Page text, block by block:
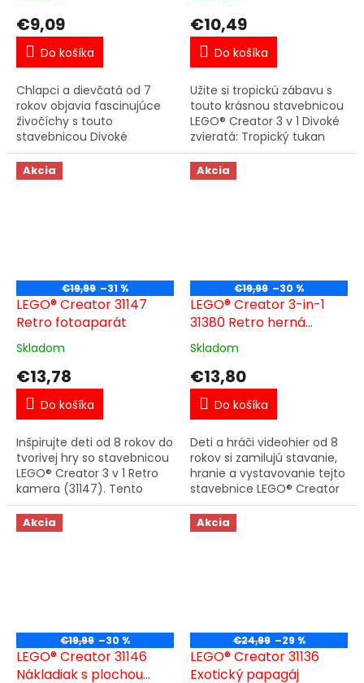
€9,09
Do košíka
Chlapci a dievčatá od 7
rokov objavia fascinujúce
živočíchy s touto
stavebnicou Divoké
zvieratá: Prekvapivý pavúk
(31159). Farebný pavúk má
8 polohovateľných nôh a
€10,49
Do košíka
Užite si tropickú zábavu s
touto krásnou stavebnicou
LEGO® Creator 3 v 1 Divoké
zvieratá: Tropický tukan
(31173). Vtáčik LEGO sedí na
konári s veľkým kvetom z
kociek a plátkom...
Akcia
€19,99 –31 %
LEGO® Creator 31147
Retro fotoaparát
Skladom
€13,78
Do košíka
Inšpirujte deti od 8 rokov do
tvorivej hry so stavebnicou
LEGO® Creator 3 v 1 Retro
kamera (31147). Tento
ikonický hračkársky
fotoaparát má pohyblivý
objektív, tlačidlo spúšte...
Akcia
€19,99 –30 %
LEGO® Creator 3-in-1
31380 Retro herná
konzola
Skladom
€13,80
Do košíka
Deti a hráči videohier od 8
rokov si zamilujú stavanie,
hranie a vystavovanie tejto
stavebnice LEGO® Creator
3 v 1 Retro herná konzola
(31380). Prepracovaná a
zábavná dekorácia...
Akcia
€19,99 –30 %
LEGO® Creator 31146
Nákladiak s plochou
Akcia
€24,99 –29 %
LEGO® Creator 31136
Exotický papagáj